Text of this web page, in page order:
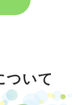
ついて